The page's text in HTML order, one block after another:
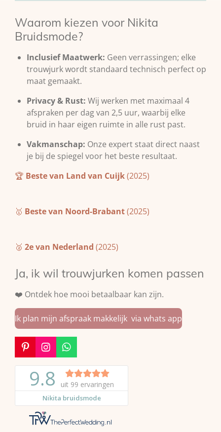
Waarom kiezen voor Nikita
Bruidsmode?
Inclusief Maatwerk: Geen verrassingen; elke
trouwjurk wordt standaard technisch perfect op
maat gemaakt.
Privacy & Rust: Wij werken met maximaal 4
afspraken per dag van 2,5 uur, waarbij elke
bruid in haar eigen ruimte in alle rust past.
Vakmanschap: Onze expert staat direct naast
je bij de spiegel voor het beste resultaat.
🏆 Beste van Land van Cuijk(2025)
🥇 Beste van Noord-Brabant(2025)
🥈 2e van Nederland (2025)
Ja, ik wil trouwjurken komen passen
❤️ Ontdek hoe mooi betaalbaar kan zijn.
Ik plan mijn afspraak makkelijk via whats app
P
i
n
e
e
I
n
s
t
a
g
r
a
m
W
h
a
t
s
A
p